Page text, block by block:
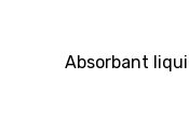
Absorbant